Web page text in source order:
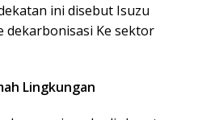
ini disebut Isuzu
dekarbonisasi Ke sektor
Lingkungan